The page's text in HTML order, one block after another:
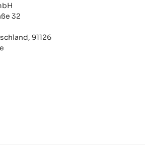
32
91126